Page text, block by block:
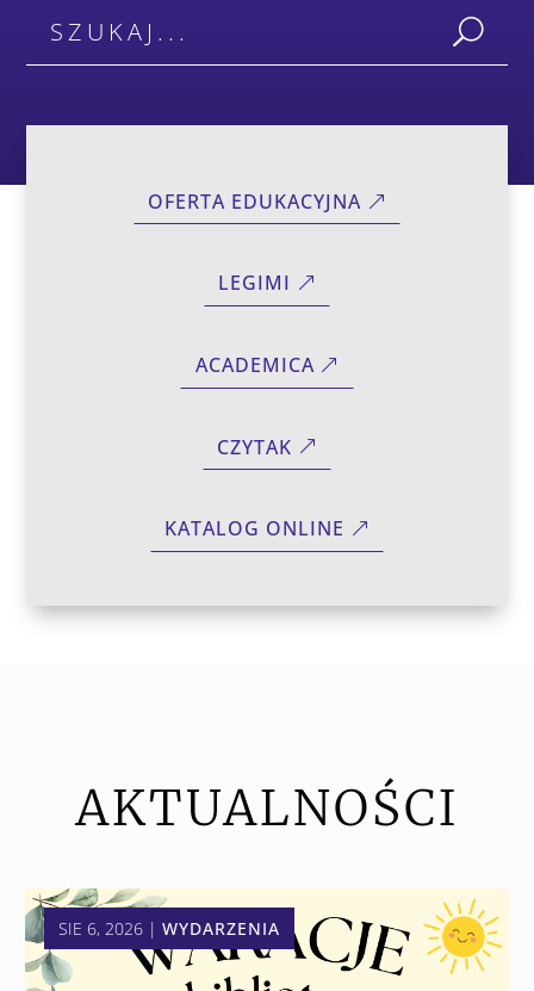
OFERTA EDUKACYJNA
LEGIMI
ACADEMICA
CZYTAK
KATALOG ONLINE
AKTUALNOŚCI
SIE 6, 2026 |WYDARZENIA